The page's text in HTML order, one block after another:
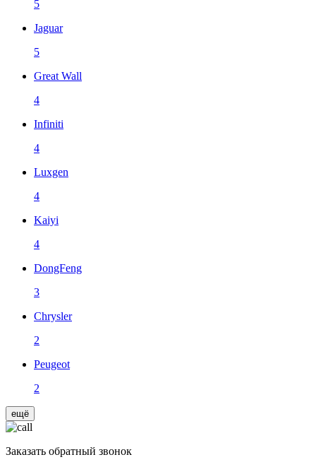
5
Jaguar
5
Great Wall
4
Infiniti
4
Luxgen
4
Kaiyi
4
DongFeng
3
Chrysler
2
Peugeot
2
ещё
Заказать обратный звонок